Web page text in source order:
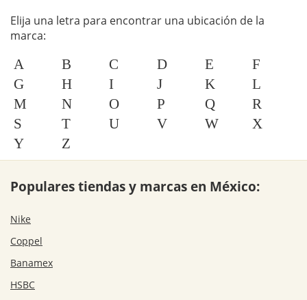
Elija una letra para encontrar una ubicación de la
marca:
A B C D E
F
G
H I J K
L
M
N O P Q
R
S
T U V W
X
Y
Z
Populares tiendas y marcas en México:
Nike
Coppel
Banamex
HSBC